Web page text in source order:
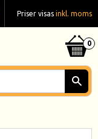
Priser visas inkl. moms